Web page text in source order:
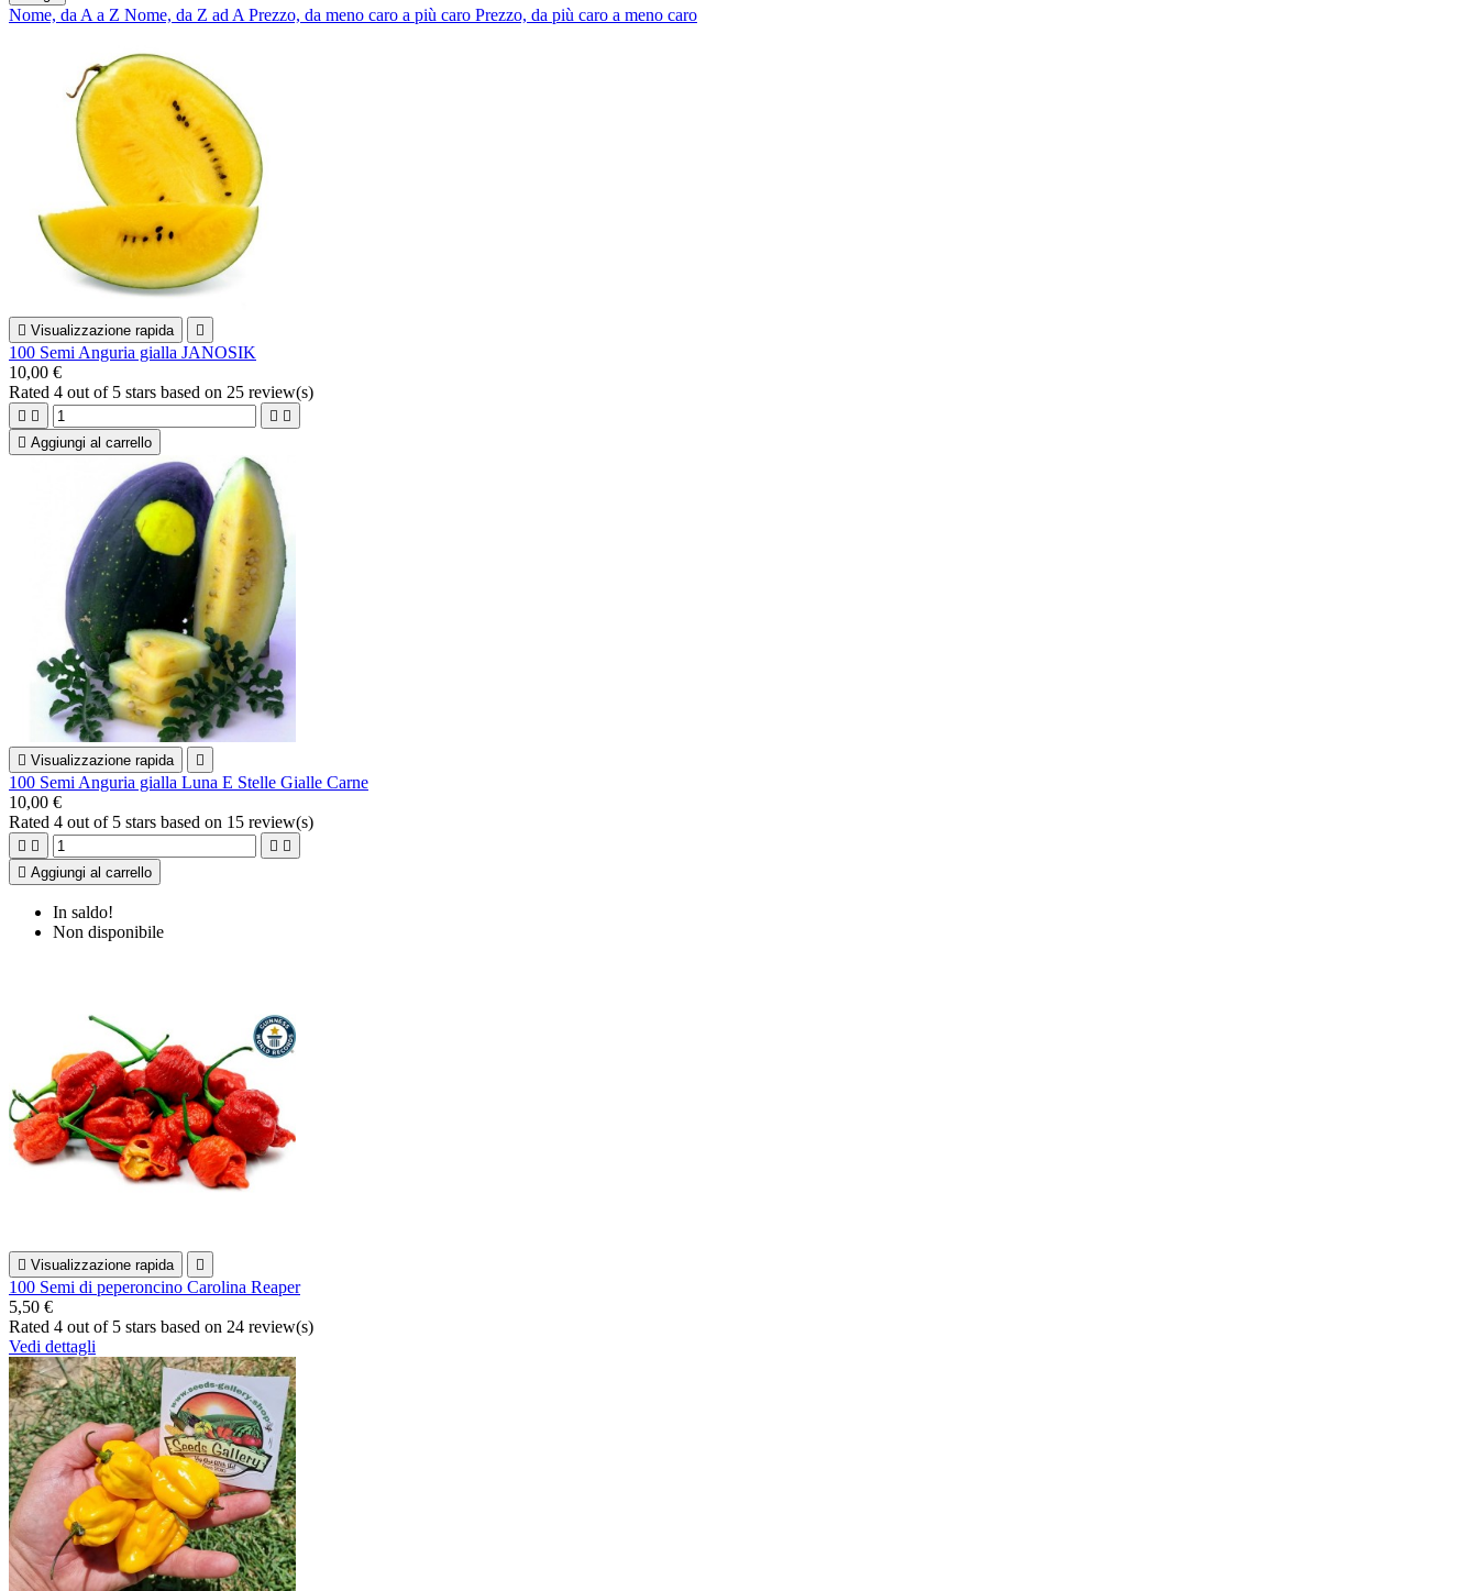
Nome, da A a Z Nome, da Z ad A Prezzo, da meno caro a più caro Prezzo, da più caro a meno caro
 Visualizzazione rapida 
100 Semi Anguria gialla JANOSIK
10,00 €
Rated 4 out of 5 stars based on 25 review(s)
   
 Aggiungi al carrello
 Visualizzazione rapida 
100 Semi Anguria gialla Luna E Stelle Gialle Carne
10,00 €
Rated 4 out of 5 stars based on 15 review(s)
   
 Aggiungi al carrello
In saldo!
Non disponibile
 Visualizzazione rapida 
100 Semi di peperoncino Carolina Reaper
5,50 €
Rated 4 out of 5 stars based on 24 review(s)
Vedi dettagli